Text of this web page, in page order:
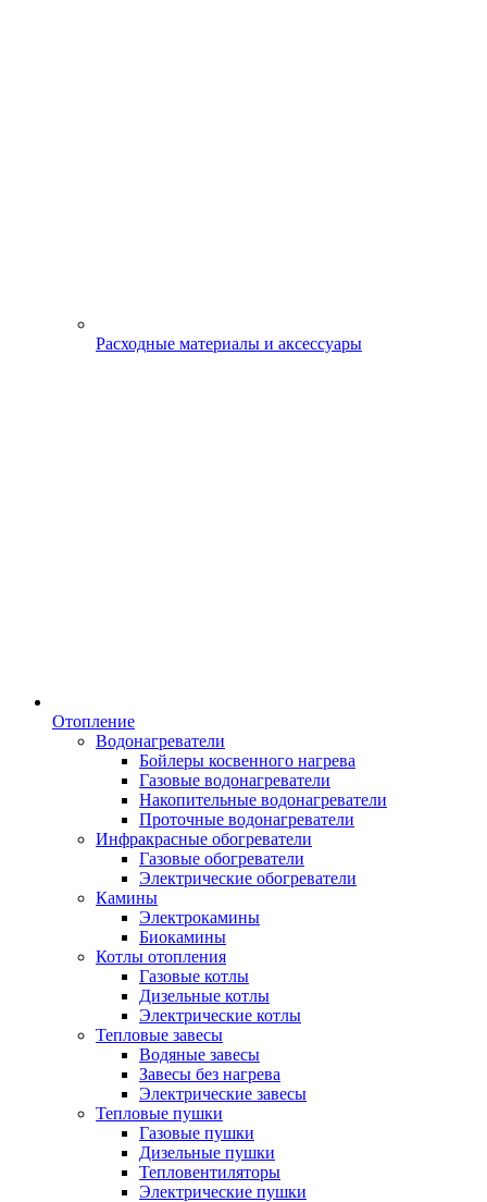
Расходные материалы и аксессуары
Отопление
Водонагреватели
Бойлеры косвенного нагрева
Газовые водонагреватели
Накопительные водонагреватели
Проточные водонагреватели
Инфракрасные обогреватели
Газовые обогреватели
Электрические обогреватели
Камины
Электрокамины
Биокамины
Котлы отопления
Газовые котлы
Дизельные котлы
Электрические котлы
Тепловые завесы
Водяные завесы
Завесы без нагрева
Электрические завесы
Тепловые пушки
Газовые пушки
Дизельные пушки
Тепловентиляторы
Электрические пушки